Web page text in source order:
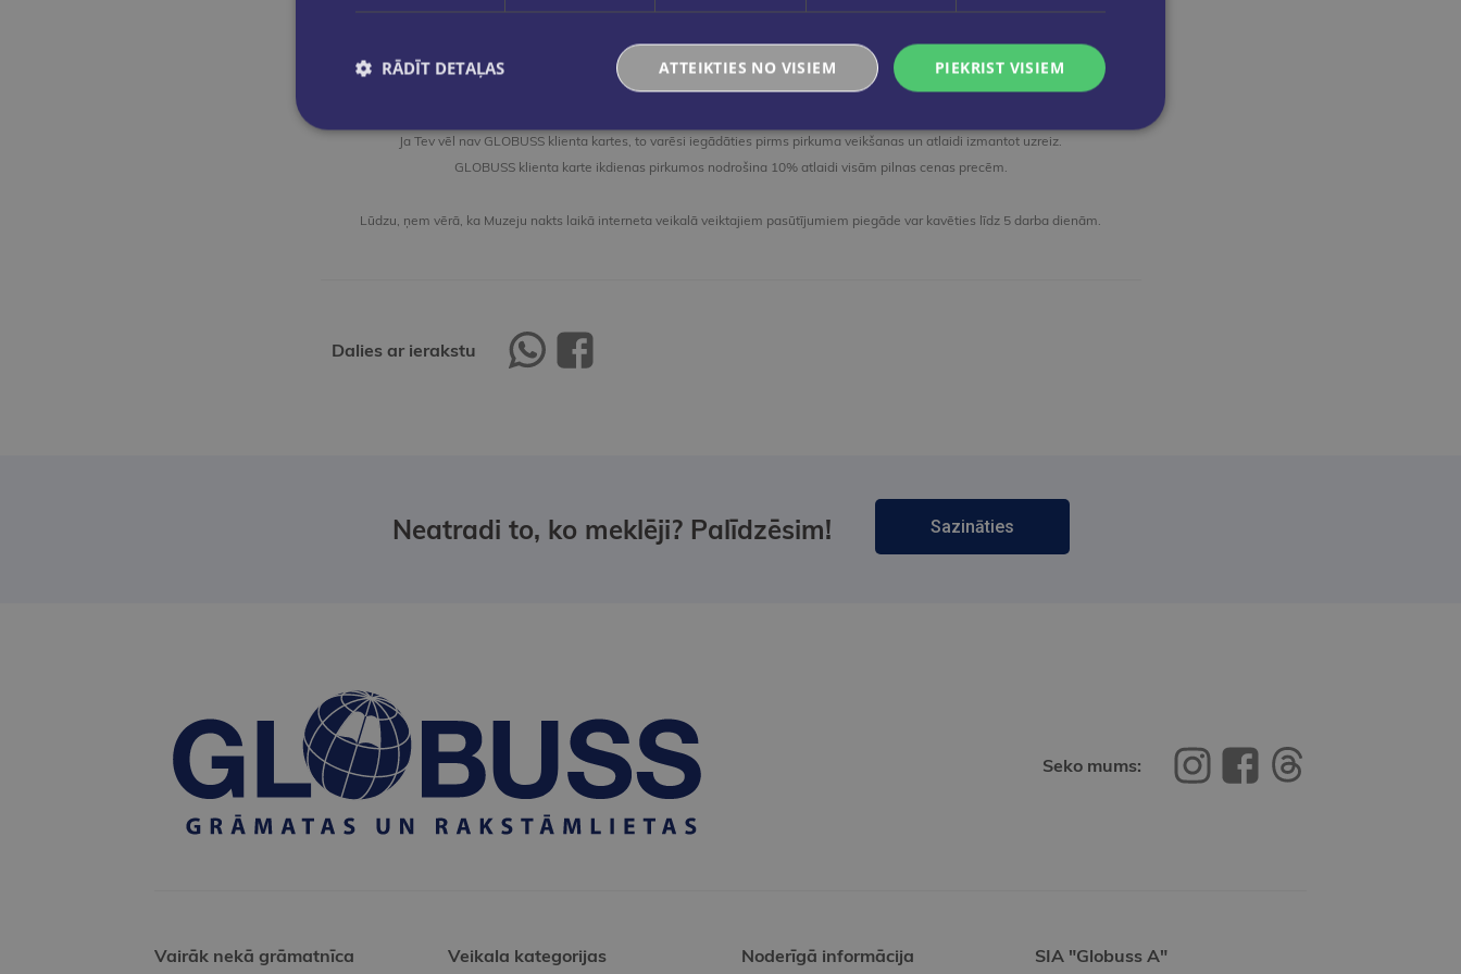
www.eglobuss.lv īpašo piedāvājumu piedāvās sestdien,
23. maijā.
Ja Tev vēl nav GLOBUSS klienta kartes, to varēsi iegādāties pirms pirkuma veikšanas un atlaidi izmantot uzreiz.
GLOBUSS klienta karte ikdienas pirkumos nodrošina 10% atlaidi visām pilnas cenas precēm.
Lūdzu, ņem vērā, ka Muzeju nakts laikā interneta veikalā veiktajiem pasūtījumiem piegāde var kavēties līdz 5 darba dienām.
Dalies ar ierakstu
Neatradi to, ko meklēji? Palīdzēsim! Sazināties
Seko mums:
Vairāk nekā grāmatnīca Veikala kategorijas Noderīgā informācija SIA "Globuss A"
PIEKRIST VISIEM
ATTEIKTIES NO VISIEM
RĀDĪT DETAĻAS